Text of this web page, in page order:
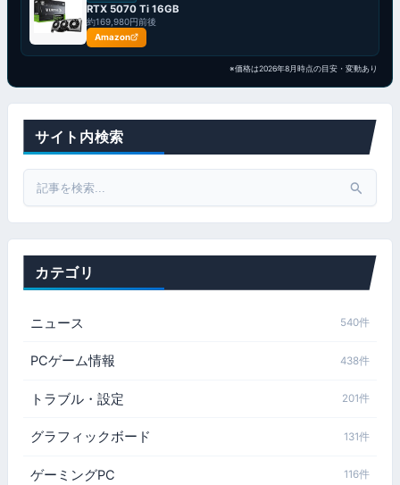
RTX 5070 Ti 16GB
約169,980円前後
Amazon
※価格は2026年8月時点の目安・変動あり
サイト内検索
Search
for:
カテゴリ
ニュース 540件
PCゲーム情報 438件
トラブル・設定 201件
グラフィックボード 131件
ゲーミングPC 116件